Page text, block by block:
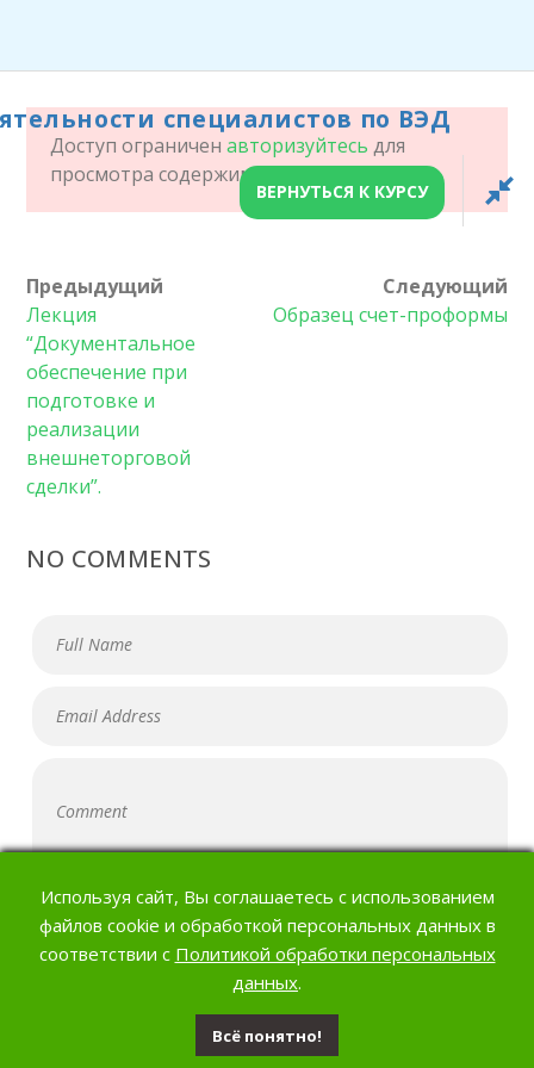
ДЕЯТЕЛЬНОСТИ
СПЕЦИАЛИСТОВ ПО
ВЭД
ГЛАВНАЯ СТРАНИЦА
ОРГАНИЗАЦИЯ ДЕЯТЕЛЬНОСТИ СПЕЦИАЛИСТОВ
ПО ВЭД
Главная/ LP Courses
Используя сайт, Вы соглашаетесь с использованием
файлов cookie и обработкой персональных данных в
соответствии с Политикой обработки персональных
данных.
Всё понятно!
специалистов по ВЭД
ВЕРНУТЬСЯ К КУРСУ
Доступ ограниченавторизуйтесь для
просмотра содержимого!
Предыдущий
Лекция
“Документальное
обеспечение при
подготовке и
реализации
внешнеторговой
сделки”.
Следующий
Образец счет-проформы
NO COMMENTS